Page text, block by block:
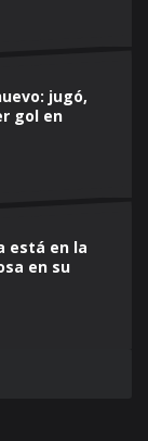
jugó,
gol en
está en la
en su